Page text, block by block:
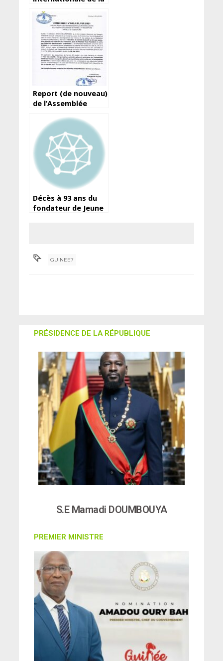
Les demi-vérités
d’Amara Somparé…
Report (de nouveau)
de l’Assemblée
Féguifoot
Décès à 93 ans du
fondateur de Jeune
GUINEE7
PRÉSIDENCE DE LA RÉPUBLIQUE
S.E Mamadi DOUMBOUYA
PREMIER MINISTRE